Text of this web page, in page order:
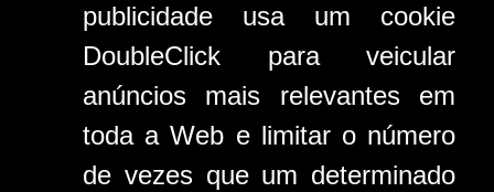
publicidade usa um cookie
DoubleClick para veicular
anúncios mais relevantes em
toda a Web e limitar o número
de vezes que um determinado